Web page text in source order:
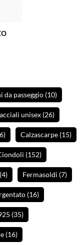
da passeggio (10)
unisex (26)
) Calzascarpe (15)
(152)
(4) Fermasoldi (7)
(16)
(35)
(16)